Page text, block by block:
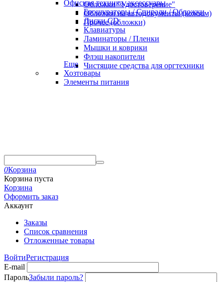
Обложки "Удостоверение"
Обложки на автодокументы (кожзам)
Прочее (обложки)
Офисная техника, аксессуары
Брошураторы / Спирали / Обложки
Диски CD
Клавиатуры
Ламинаторы / Пленки
Мышки и коврики
Флэш накопители
Чистящие средства для оргтехники
Еще
Хозтовары
Элементы питания
0Корзина
Корзина пуста
Корзина
Оформить заказ
Аккаунт
Заказы
Список сравнения
Отложенные товары
ВойтиРегистрация
E-mail
ПарольЗабыли пароль?